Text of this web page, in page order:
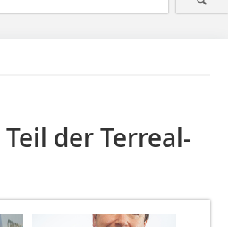
der Terreal-